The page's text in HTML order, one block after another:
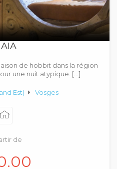
de hobbit dans la région
une nuit atypique. […]
Est) Vosges
de